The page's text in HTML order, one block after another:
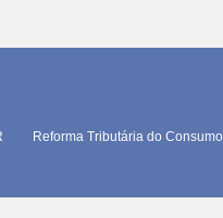
Reforma Tributária do Consumo